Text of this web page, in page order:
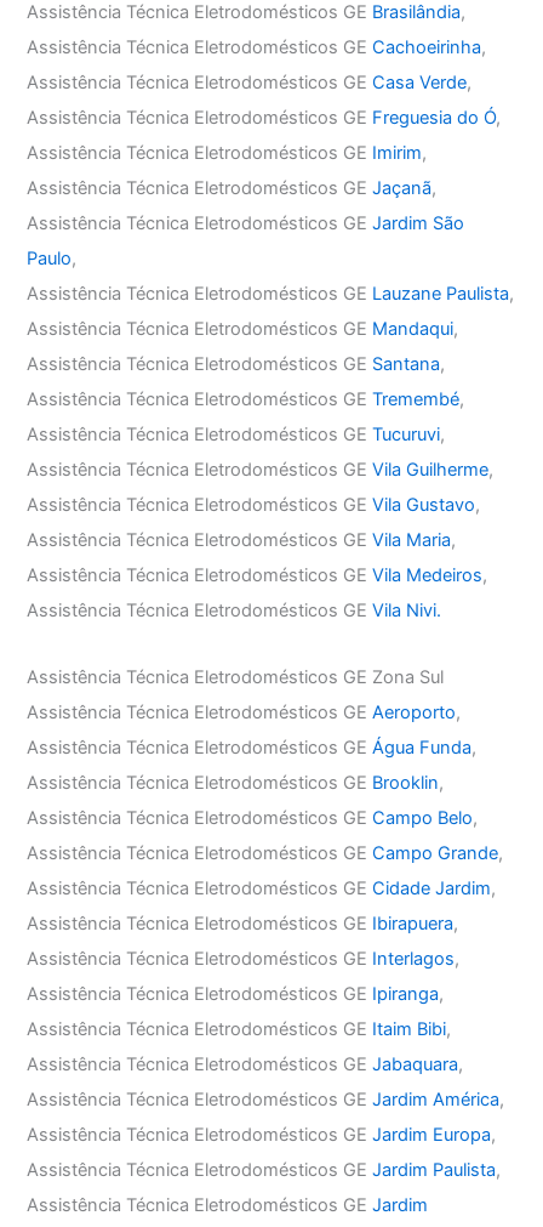
Assistência Técnica Eletrodomésticos GE Brasilândia,
Assistência Técnica Eletrodomésticos GECachoeirinha,
Assistência Técnica Eletrodomésticos GECasa Verde,
Assistência Técnica Eletrodomésticos GE Freguesia do Ó,
Assistência Técnica Eletrodomésticos GE Imirim,
Assistência Técnica Eletrodomésticos GEJaçanã,
Assistência Técnica Eletrodomésticos GEJardim São
Paulo,
Assistência Técnica Eletrodomésticos GE Lauzane Paulista,
Assistência Técnica Eletrodomésticos GE Mandaqui,
Assistência Técnica Eletrodomésticos GE Santana,
Assistência Técnica Eletrodomésticos GETremembé,
Assistência Técnica Eletrodomésticos GETucuruvi,
Assistência Técnica Eletrodomésticos GEVila Guilherme,
Assistência Técnica Eletrodomésticos GEVila Gustavo,
Assistência Técnica Eletrodomésticos GEVila Maria,
Assistência Técnica Eletrodomésticos GEVila Medeiros,
Assistência Técnica Eletrodomésticos GEVila Nivi.
Assistência Técnica Eletrodomésticos GE Zona Sul
Assistência Técnica Eletrodomésticos GEAeroporto,
Assistência Técnica Eletrodomésticos GEÁgua Funda,
Assistência Técnica Eletrodomésticos GE Brooklin,
Assistência Técnica Eletrodomésticos GECampo Belo,
Assistência Técnica Eletrodomésticos GECampo Grande,
Assistência Técnica Eletrodomésticos GECidade Jardim,
Assistência Técnica Eletrodomésticos GE Ibirapuera,
Assistência Técnica Eletrodomésticos GE Interlagos,
Assistência Técnica Eletrodomésticos GE Ipiranga,
Assistência Técnica Eletrodomésticos GE Itaim Bibi,
Assistência Técnica Eletrodomésticos GEJabaquara,
Assistência Técnica Eletrodomésticos GEJardim América,
Assistência Técnica Eletrodomésticos GEJardim Europa,
Assistência Técnica Eletrodomésticos GEJardim Paulista,
Assistência Técnica Eletrodomésticos GEJardim